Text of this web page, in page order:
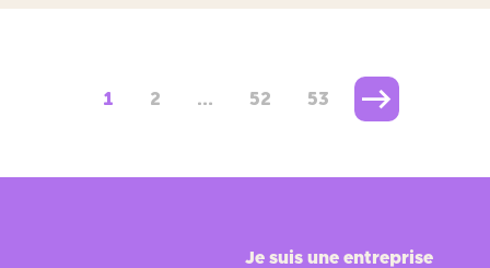
1 2 … 52 53
Je suis une entreprise